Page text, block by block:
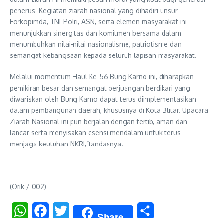
penerus. Kegiatan ziarah nasional yang dihadiri unsur
Forkopimda, TNI-Polri, ASN, serta elemen masyarakat ini
menunjukkan sinergitas dan komitmen bersama dalam
menumbuhkan nilai-nilai nasionalisme, patriotisme dan
semangat kebangsaan kepada seluruh lapisan masyarakat.
Melalui momentum Haul Ke-56 Bung Karno ini, diharapkan
pemikiran besar dan semangat perjuangan berdikari yang
diwariskan oleh Bung Karno dapat terus diimplementasikan
dalam pembangunan daerah, khususnya di Kota Blitar. Upacara
Ziarah Nasional ini pun berjalan dengan tertib, aman dan
lancar serta menyisakan esensi mendalam untuk terus
menjaga keutuhan NKRI,”tandasnya.
(Orik / 002)
WhatsAppFacebookTwitter